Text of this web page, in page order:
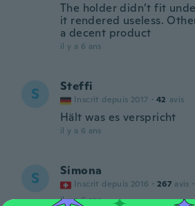
The holder didn’t fit
it rendered useless.
a decent product
il y a 6 ans
S Steffi
Inscrit depuis 2017 · 42 avis
Hält was es verspricht
il y a 6 ans
S Simona
Inscrit depuis 2016 · 267 avis ·
il y a 6 ans